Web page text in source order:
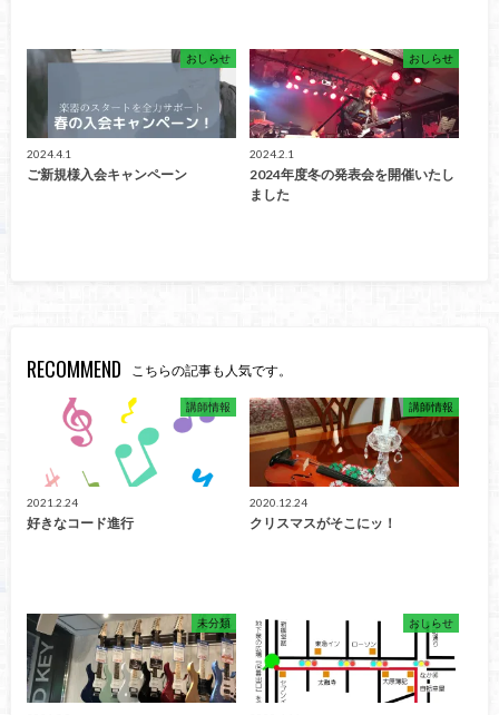
おしらせ
2024.4.1
ご新規様入会キャンペーン
おしらせ
2024.2.1
2024年度冬の発表会を開催いたし
ました
RECOMMEND こちらの記事も人気です。
講師情報
2021.2.24
好きなコード進行
講師情報
2020.12.24
クリスマスがそこにッ！
未分類 おしらせ